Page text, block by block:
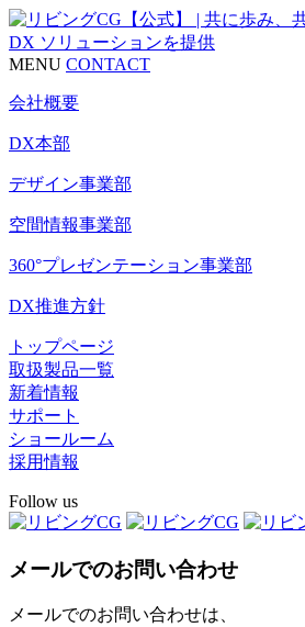
MENU CONTACT
会社概要
DX本部
デザイン事業部
空間情報事業部
360°プレゼンテーション事業部
DX推進方針
トップページ
取扱製品一覧
新着情報
サポート
ショールーム
採用情報
Follow us
メールでのお問い合わせ
メールでのお問い合わせは、